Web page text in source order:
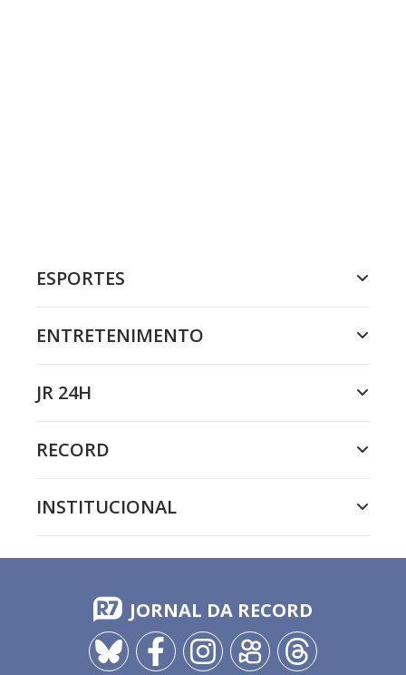
ESPORTES
ENTRETENIMENTO
JR 24H
RECORD
INSTITUCIONAL
JORNAL DA RECORD